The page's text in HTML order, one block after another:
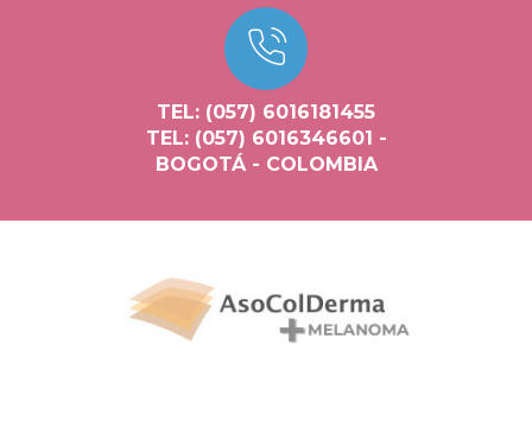
TEL: (057) 6016181455
TEL: (057) 6016346601 -
BOGOTÁ - COLOMBIA